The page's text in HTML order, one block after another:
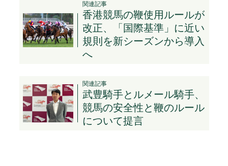
関連記事
香港競馬の鞭使用ルールが
改正、「国際基準」に近い
規則を新シーズンから導入
へ
関連記事
武豊騎手とルメール騎手、
競馬の安全性と鞭のルール
について提言